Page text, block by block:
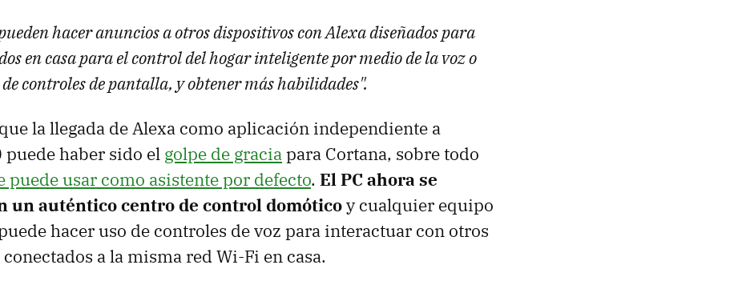
hacer anuncios a otros dispositivos con Alexa diseñados para
en casa para el control del hogar inteligente por medio de la voz o
controles de pantalla, y obtener más habilidades".
la llegada de Alexa como aplicación independiente a
haber sido el golpe de graciapara Cortana, sobre todo
puede usar como asistente por defecto. El PC ahora se
un auténtico centro de control domóticoy cualquier equipo
hacer uso de controles de voz para interactuar con otros
a la misma red Wi-Fi en casa.